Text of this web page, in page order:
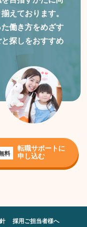
えております。
働き方をめざす
探しをおすすめ
料
転職サポートに
申し込む
採用ご担当者様へ